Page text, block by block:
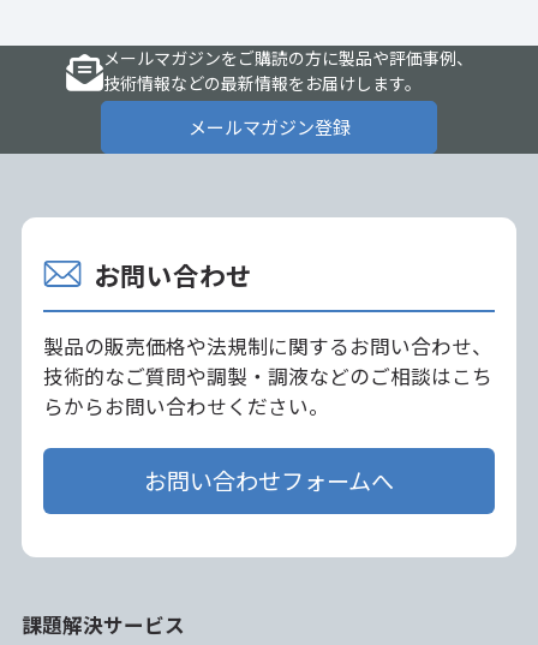
メールマガジンをご購読の方に製品や評価事例、
技術情報などの最新情報をお届けします。
メールマガジン登録
お問い合わせ
製品の販売価格や法規制に関するお問い合わせ、
技術的なご質問や調製・調液などのご相談はこち
らからお問い合わせください。
お問い合わせフォームへ
課題解決サービス